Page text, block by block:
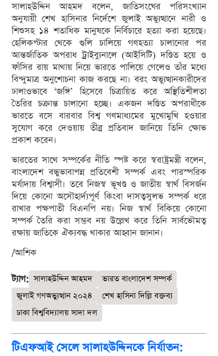
সালাহউদ্দিন আহমদ বলেন, জাতিসংঘের পরিসংখ্যান
অনুযায়ী শেখ হাসিনার নির্দেশে জুলাই অভ্যুত্থানে নারী ও
শিশুসহ ১৪ শতাধিক মানুষকে নির্বিচারে হত্যা করা হয়েছে।
হেলিকপ্টার থেকে গুলি চালিয়ে গণহত্যা চালানোর পর
আন্তর্জাতিক অপরাধ ট্রাইব্যুনালে (আইসিটি) দণ্ডিত হয়ে ও
ফাঁসির রায় মাথায় নিয়ে ভারতে পালিয়ে গেলেও তাঁর মধ্যে
বিন্দুমাত্র অনুশোচনা কাজ করছে না। বরং অভ্যুত্থানকারীদের
ঢালাওভাবে ‘জঙ্গি’ হিসেবে চিত্রায়িত করে অস্থিতিশীলতা
তৈরির চক্রান্ত চালানো হচ্ছে। একজন দণ্ডিত অপরাধীকে
ভারতে বসে বারবার বিশ্ব গণমাধ্যমের মুখোমুখি হওয়ার
সুযোগ করে দেওয়ায় তীব্র প্রতিবাদ জানিয়ে তিনি ক্ষোভ
প্রকাশ করেন।
ভারতের সাথে সম্পর্কের নীতি স্পষ্ট করে স্বরাষ্ট্রমন্ত্রী বলেন,
বাংলাদেশ বন্ধুভাবাপন্ন প্রতিবেশী সম্পর্ক এবং পারস্পরিক
মর্যাদায় বিশ্বাসী। তবে নিজস্ব ভূখণ্ড ও জাতীয় স্বার্থ বিসর্জন
দিয়ে কোনো অসৌহার্দ্যপূর্ণ কিংবা দাসত্বসুলভ সম্পর্ক ধরে
রাখার পক্ষপাতী বিএনপি নয়। নিজ স্বার্থ বিকিয়ে কোনো
সম্পর্ক তৈরি করা সম্ভব নয় উল্লেখ করে তিনি সার্বভৌমত্ব
রক্ষায় জাতিকে ঐক্যবদ্ধ থাকার আহ্বান জানান।
/আশিক
ট্যাগ: সালাহউদ্দিন আহমদ
ভারত বাংলাদেশ সম্পর্ক
জুলাই গণঅভ্যুত্থান ২০২৪
শেখ হাসিনা দিল্লি বক্তব্য
ঢাকা বিশ্ববিদ্যালয় সাদা দল
টিএফআই সেলে সালাহউদ্দিনকে নির্যাতন: